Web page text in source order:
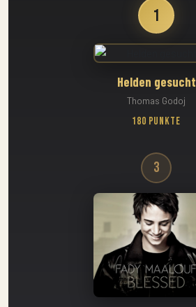
1
Helden gesucht
Thomas Godoj
180 Punkte
3